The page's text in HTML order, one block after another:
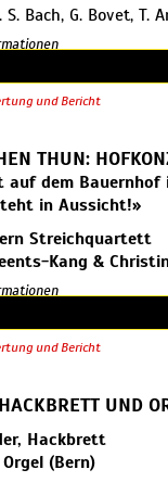
Bach, G. Bovet, T.
Kirche
und Bericht
THUN:
auf dem
in Aussicht!»
Streichquartett
Kang &
Violoncello |
Hofkonzerte mit
sind auch Teil
in Steffisburg statt
es von einem
20.00 - Kinder bis
und Bericht
UND
Hackbrett
(Bern)